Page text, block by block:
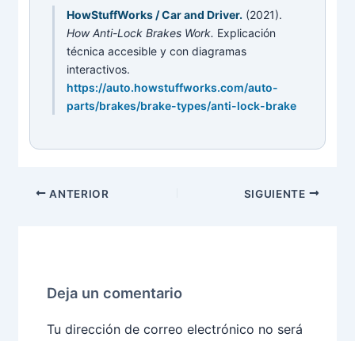
HowStuffWorks / Car and Driver. (2021).
How Anti-Lock Brakes Work. Explicación
técnica accesible y con diagramas
interactivos.
https://auto.howstuffworks.com/auto-
parts/brakes/brake-types/anti-lock-brake
ANTERIOR SIGUIENTE
Deja un comentario
Tu dirección de correo electrónico no será